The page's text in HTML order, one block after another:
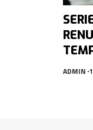
ADMIN